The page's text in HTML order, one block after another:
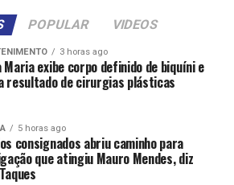
fechou em 0,56%
, pressionada
preços dos alimentos, de acordo
de Geografia e Estatística
pressão, o IPCA perdeu força em
marcou 1,31%. No
a inflação soma 5,48%.
POPULAR VIDEOS
3 horas ago
Maria exibe corpo definido de biquíni e
resultado de cirurgias plásticas
5 horas ago
consignados abriu caminho para
que atingiu Mauro Mendes, diz